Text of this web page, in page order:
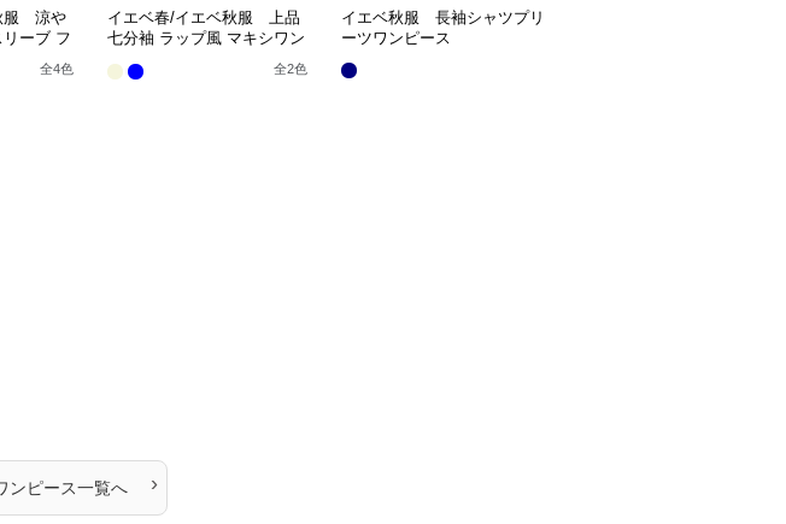
服 涼や
ーブ フ
全4色
イエベ春/イエベ秋服 上品
七分袖 ラップ風 マキシワン
全2色
イエベ秋服 長袖シャツプリ
ーツワンピース
ンピース一覧へ ›